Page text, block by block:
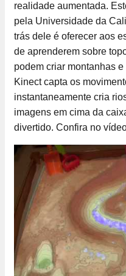
realidade aumentada.
pela Universidade da
trás dele é oferecer aos
de aprenderem sobre
podem criar montanhas
Kinect capta os
instantaneamente cria
imagens em cima da
divertido. Confira no